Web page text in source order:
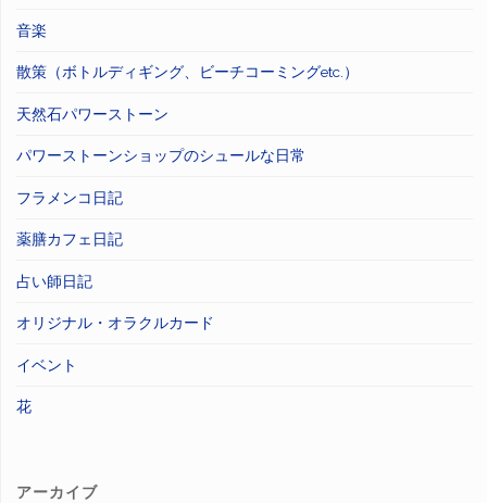
音楽
散策（ボトルディギング、ビーチコーミングetc.）
天然石パワーストーン
パワーストーンショップのシュールな日常
フラメンコ日記
薬膳カフェ日記
占い師日記
オリジナル・オラクルカード
イベント
花
アーカイブ